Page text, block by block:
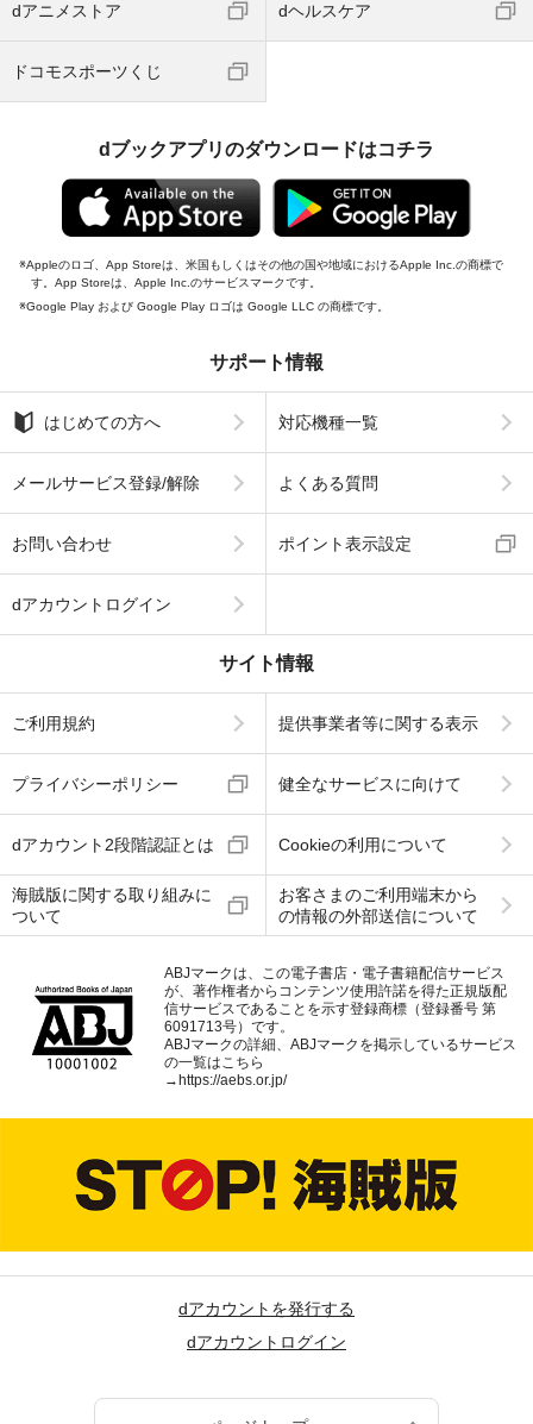
dアニメストア dヘルスケア
ドコモスポーツくじ
dブックアプリのダウンロードはコチラ
Appleのロゴ、App Storeは、米国もしくはその他の国や地域におけるApple Inc.の商標で
す。App Storeは、Apple Inc.のサービスマークです。
Google Play および Google Play ロゴは Google LLC の商標です。
サポート情報
はじめての方へ 対応機種一覧
メールサービス登録/解除 よくある質問
お問い合わせ ポイント表示設定
dアカウントログイン
サイト情報
ご利用規約 提供事業者等に関する表示
プライバシーポリシー 健全なサービスに向けて
dアカウント2段階認証とは Cookieの利用について
海賊版に関する取り組みに
ついて
お客さまのご利用端末から
の情報の外部送信について
ABJマークは、この電子書店・電子書籍配信サービス
が、著作権者からコンテンツ使用許諾を得た正規版配
信サービスであることを示す登録商標（登録番号 第
6091713号）です。
ABJマークの詳細、ABJマークを掲示しているサービス
の一覧はこちら
→ https://aebs.or.jp/
dアカウントを発行する
dアカウントログイン